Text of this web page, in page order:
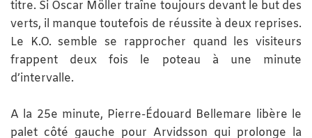
titre. Si Oscar Möller traîne toujours devant le but des
verts, il manque toutefois de réussite à deux reprises.
Le K.O. semble se rapprocher quand les visiteurs
frappent deux fois le poteau à une minute
d’intervalle.
A la 25e minute, Pierre-Édouard Bellemare libère le
palet côté gauche pour Arvidsson qui prolonge la